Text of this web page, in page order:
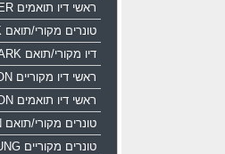
ראשי דיו תואמים BROTHER
טונרים מקורי/תואם LEXMARK
דיו מקורי/תואם LEXMARK
ראשי דיו מקוריים EPSON
ראשי דיו תואמים EPSON
טונרים מקורי/תואם EPSON
טונרים מקוריים SAMSUNG